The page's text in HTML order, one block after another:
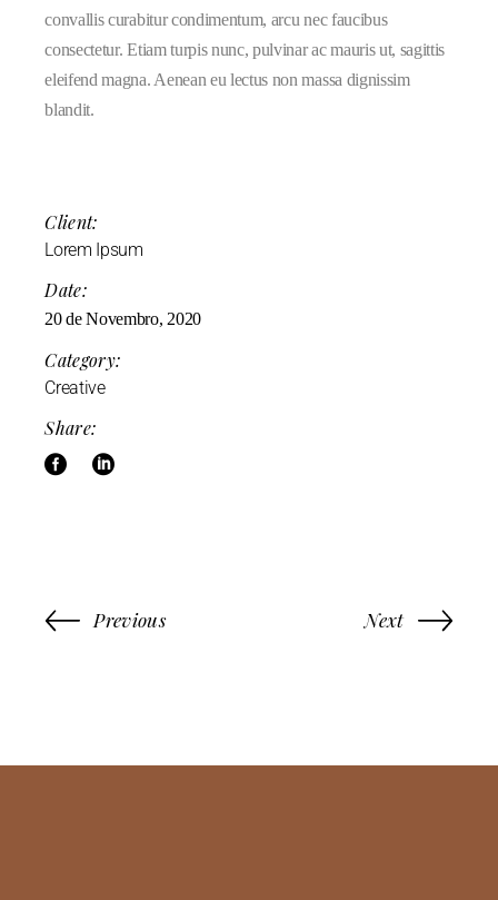
convallis curabitur condimentum, arcu nec faucibus
consectetur. Etiam turpis nunc, pulvinar ac mauris ut, sagittis
eleifend magna. Aenean eu lectus non massa dignissim
blandit.
Client:
Lorem Ipsum
Date:
20 de Novembro, 2020
Category:
Creative
Share:
Previous Next